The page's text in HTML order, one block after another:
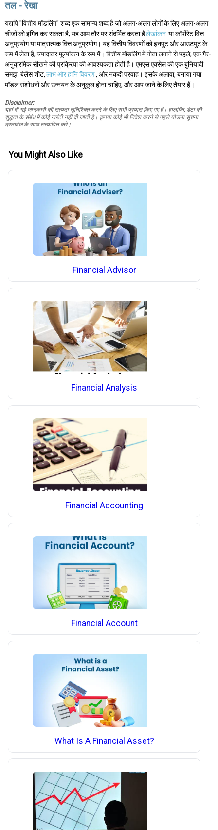
तल - रेखा
यद्यपि "वित्तीय मॉडलिंग" शब्द एक सामान्य शब्द है जो अलग-अलग लोगों के लिए अलग-अलग
चीजों को इंगित कर सकता है, यह आम तौर पर संदर्भित करता हैलेखांकन या कॉर्पोरेट वित्त
अनुप्रयोग या मात्रात्मक वित्त अनुप्रयोग। यह वित्तीय विवरणों को इनपुट और आउटपुट के
रूप में लेता है, ज्यादातर मूल्यांकन के रूप में। वित्तीय मॉडलिंग में गोता लगाने से पहले, एक गैर-
अनुक्रमिक सीखने की प्रक्रिया की आवश्यकता होती है। एमएस एक्सेल की एक बुनियादी
समझ, बैलेंस शीट,लाभ और हानि विवरण, और नकदी प्रवाह। इसके अलावा, बनाया गया
मॉडल संशोधनों और उन्नयन के अनुकूल होना चाहिए, और आप जाने के लिए तैयार हैं।
Disclaimer:
यहां दी गई जानकारी की सत्यता सुनिश्चित करने के लिए सभी प्रयास किए गए हैं। हालांकि, डेटा की
शुद्धता के संबंध में कोई गारंटी नहीं दी जाती है। कृपया कोई भी निवेश करने से पहले योजना सूचना
दस्तावेज के साथ सत्यापित करें।
You Might Also Like
Financial Advisor
Financial Analysis
Financial Accounting
Financial Account
What Is A Financial Asset?